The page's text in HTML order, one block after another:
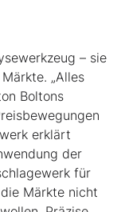
– sie
„Alles
Boltons
erklärt
der
für
Märkte nicht